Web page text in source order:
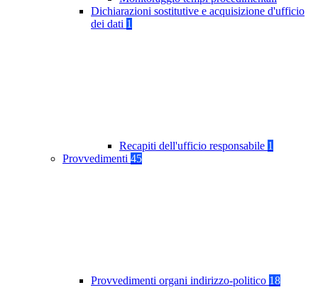
Dichiarazioni sostitutive e acquisizione d'ufficio
dei dati 1
Recapiti dell'ufficio responsabile 1
Provvedimenti 45
Provvedimenti organi indirizzo-politico 18